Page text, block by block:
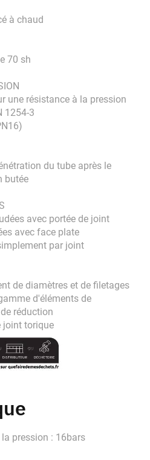
à chaud
70 sh
une résistance à la pression
1254-3
du tube après le
butée
avec portée de joint
avec face plate
par joint
de diamètres et de filetages
d'éléments de
réduction
joint torique
pression : 16bars